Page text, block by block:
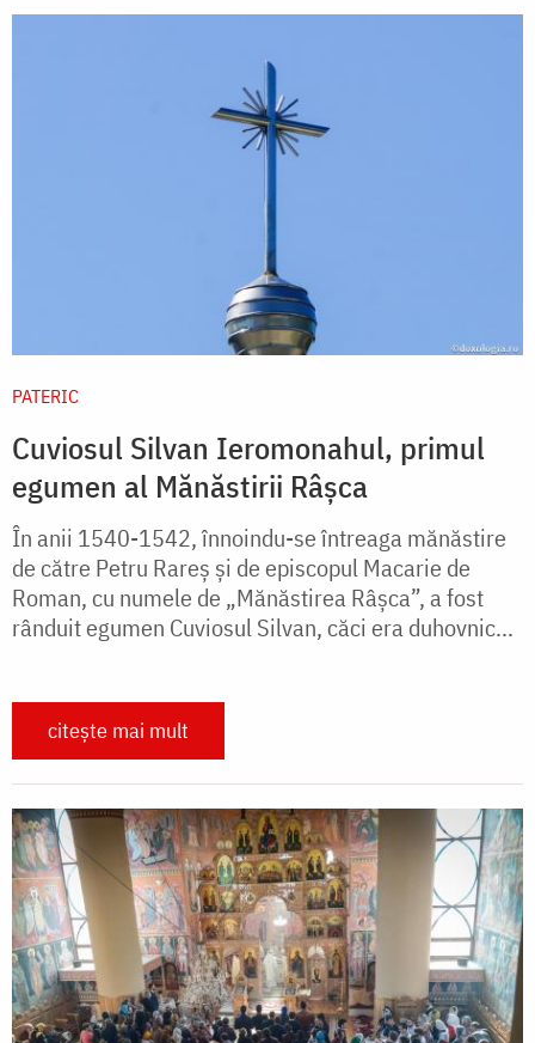
PATERIC
Cuviosul Silvan Ieromonahul, primul
egumen al Mănăstirii Râșca
În anii 1540-1542, înnoindu-se întreaga mănăstire
de către Petru Rareş şi de episcopul Macarie de
Roman, cu numele de „Mănăstirea Râşca”, a fost
rânduit egumen Cuviosul Silvan, căci era duhovnic...
citește mai mult